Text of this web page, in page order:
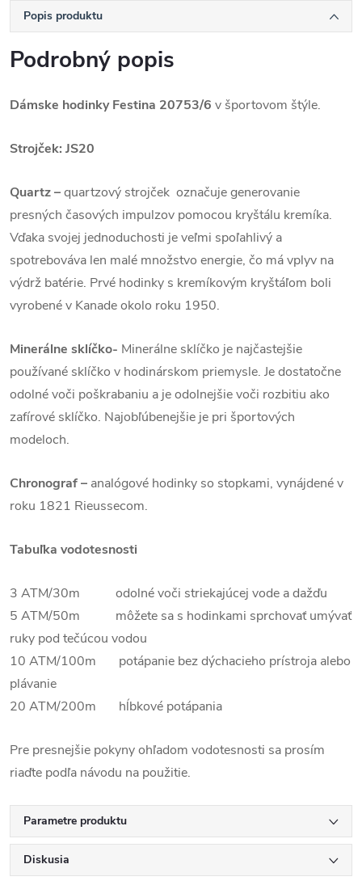
Popis produktu
Podrobný popis
Dámske hodinky Festina 20753/6 v športovom štýle.
Strojček: JS20
Quartz–quartzový strojček označuje generovanie
presných časových impulzov pomocou kryštálu kremíka.
Vďaka svojej jednoduchosti je veľmi spoľahlivý a
spotrebováva len malé množstvo energie, čo má vplyv na
výdrž batérie. Prvé hodinky s kremíkovým kryštáľom boli
vyrobené v Kanade okolo roku 1950.
Minerálne sklíčko- Minerálne sklíčko je najčastejšie
používané sklíčko v hodinárskom priemysle. Je dostatočne
odolné voči poškrabaniu a je odolnejšie voči rozbitiu ako
zafírové sklíčko. Najobľúbenejšie je pri športových
modeloch.
Chronograf – analógové hodinky so stopkami, vynájdené v
roku 1821 Rieussecom.
Tabuľka vodotesnosti
3 ATM/30m odolné voči striekajúcej vode a dažďu
5 ATM/50m môžete sa s hodinkami sprchovať umývať
ruky pod tečúcou vodou
10 ATM/100m potápanie bez dýchacieho prístroja alebo
plávanie
20 ATM/200m hĺbkové potápania
Pre presnejšie pokyny ohľadom vodotesnosti sa prosím
riaďte podľa návodu na použitie.
Parametre produktu
Diskusia